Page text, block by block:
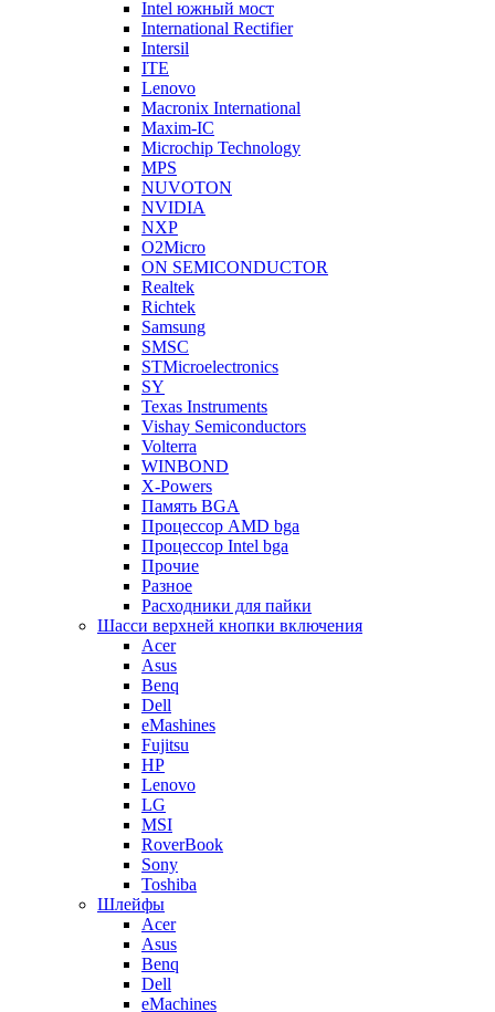
Intel южный мост
International Rectifier
Intersil
ITE
Lenovo
Macronix International
Maxim-IC
Microchip Technology
MPS
NUVOTON
NVIDIA
NXP
O2Micro
ON SEMICONDUCTOR
Realtek
Richtek
Samsung
SMSC
STMicroelectronics
SY
Texas Instruments
Vishay Semiconductors
Volterra
WINBOND
X-Powers
Память BGA
Процессор AMD bga
Процессор Intel bga
Прочие
Разное
Расходники для пайки
Шасси верхней кнопки включения
Acer
Asus
Benq
Dell
eMashines
Fujitsu
HP
Lenovo
LG
MSI
RoverBook
Sony
Toshiba
Шлейфы
Acer
Asus
Benq
Dell
eMachines